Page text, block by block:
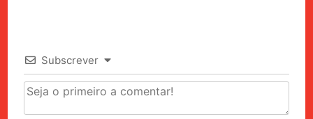
Subscrever